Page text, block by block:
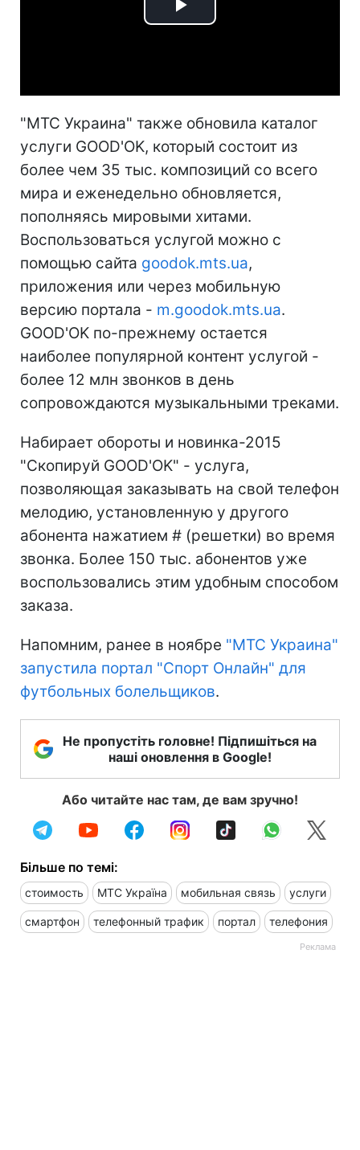
Play
"МТС Украина" также обновила каталог
услуги GOOD'OK, который состоит из
более чем 35 тыс. композиций со всего
мира и еженедельно обновляется,
пополняясь мировыми хитами.
Воспользоваться услугой можно с
помощью сайта goodok.mts.ua,
приложения или через мобильную
версию портала - m.goodok.mts.ua.
GOOD'OK по-прежнему остается
наиболее популярной контент услугой -
более 12 млн звонков в день
сопровождаются музыкальными треками.
Набирает обороты и новинка-2015
"Скопируй GOOD'OK" - услуга,
позволяющая заказывать на свой телефон
мелодию, установленную у другого
абонента нажатием # (решетки) во время
звонка. Более 150 тыс. абонентов уже
воспользовались этим удобным способом
заказа.
Напомним, ранее в ноябре "МТС Украина"
запустила портал "Спорт Онлайн" для
футбольных болельщиков.
Не пропустіть головне! Підпишіться на
наші оновлення в Google!
Або читайте нас там, де вам зручно!
Більше по темі:
стоимость МТС Україна мобильная связь услуги
смартфон телефонный трафик портал телефония